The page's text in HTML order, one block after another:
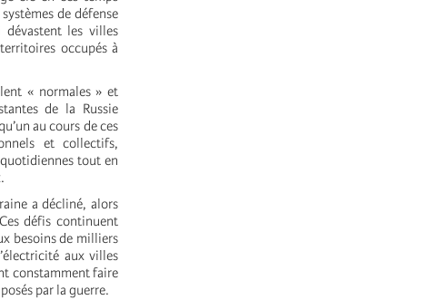
de défense
dévastent les villes
occupés à
« normales » et
de la Russie
au cours de ces
et collectifs,
tout en
a décliné, alors
défis continuent
besoins de milliers
aux villes
constamment faire
par la guerre.